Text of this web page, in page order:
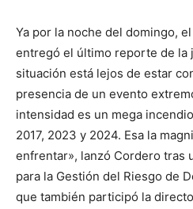
Ya por la noche del domingo,
entregó el último reporte de la
situación está lejos de estar
presencia de un evento
intensidad es un mega
2017, 2023 y 2024. Esa la
enfrentar», lanzó Cordero tras
para la Gestión del Riesgo de
que también participó la